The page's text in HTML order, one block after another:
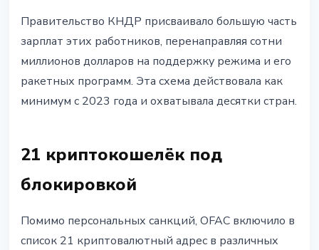
Правительство КНДР присваивало большую часть
зарплат этих работников, перенаправляя сотни
миллионов долларов на поддержку режима и его
ракетных программ. Эта схема действовала как
минимум с 2023 года и охватывала десятки стран.
21 криптокошелёк под
блокировкой
Помимо персональных санкций, OFAC включило в
список 21 криптовалютный адрес в различных